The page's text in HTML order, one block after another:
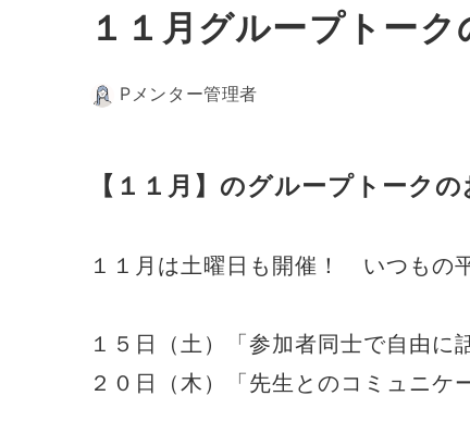
１１月グループトー
Pメンター管理者
【１１月】のグループトーク
１１月は土曜日も開催！ いつもの
１５日（土）「参加者同士で自由に
２０日（木）「先生とのコミュニケ